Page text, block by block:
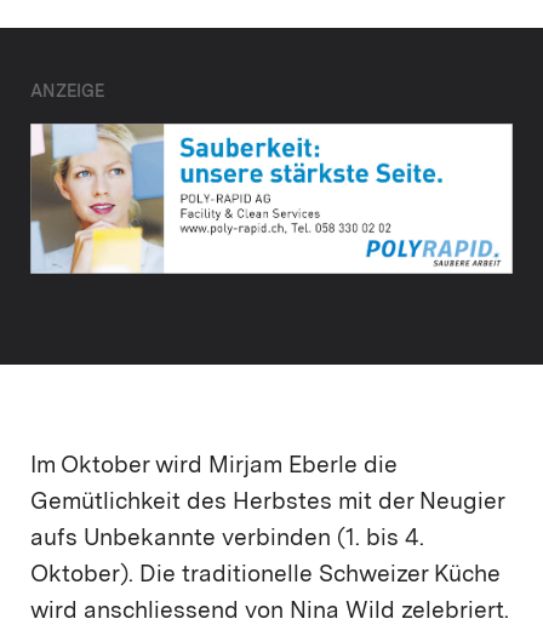
ANZEIGE
Im Oktober wird Mirjam Eberle die
Gemütlichkeit des Herbstes mit der Neugier
aufs Unbekannte verbinden (1. bis 4.
Oktober). Die traditionelle Schweizer Küche
wird anschliessend von Nina Wild zelebriert.